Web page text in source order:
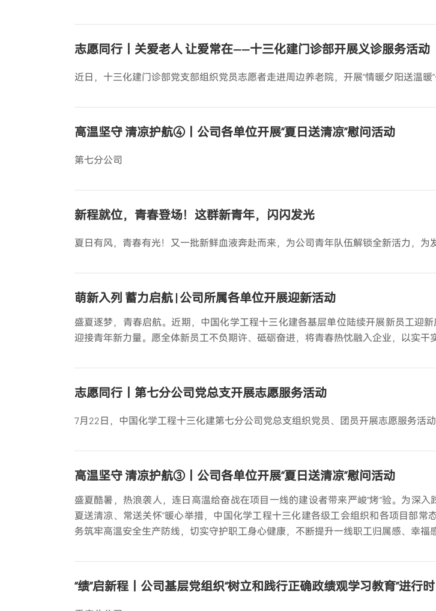
志愿同行丨关爱老人 让爱常在——十三化建门诊部开展义诊服务活动
近日，十三化建门诊部党支部组织党员志愿者走进周边养老院，开展“情暖夕阳送温暖
高温坚守 清凉护航④丨公司各单位开展“夏日送清凉”慰问活动
第七分公司
新程就位，青春登场！这群新青年，闪闪发光
夏日有风，青春有光！又一批新鲜血液奔赴而来，为公司青年队伍解锁全新活力，为
萌新入列 蓄力启航 | 公司所属各单位开展迎新活动
盛夏逐梦，青春启航。近期，中国化学工程十三化建各基层单位陆续开展新员工迎
迎接青年新力量。愿全体新员工不负期许、砥砺奋进，将青春热忱融入企业，以实干
志愿同行丨第七分公司党总支开展志愿服务活动
7月22日，中国化学工程十三化建第七分公司党总支组织党员、团员开展志愿服务活动
高温坚守 清凉护航③丨公司各单位开展“夏日送清凉”慰问活动
盛夏酷暑，热浪袭人，连日高温给奋战在项目一线的建设者带来严峻“烤”验。为深入
夏送清凉、常送关怀”暖心举措，中国化学工程十三化建各级工会组织和各项目部常
务筑牢高温安全生产防线，切实守护职工身心健康，不断提升一线职工归属感、幸福
“绩”启新程丨公司基层党组织“树立和践行正确政绩观学习教育”进行时